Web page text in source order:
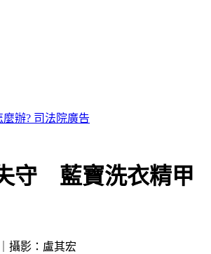
辦? 司法院廣告
守 藍寶洗衣精甲
攝影：盧其宏